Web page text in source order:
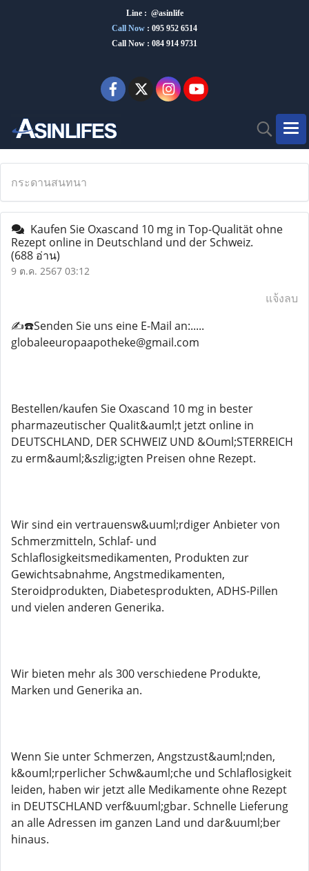
Line : @asinlife
Call Now : 095 952 6514
Call Now : 084 914 9731
กระดานสนทนา
Kaufen Sie Oxascand 10 mg in Top-Qualität ohne
Rezept online in Deutschland und der Schweiz.
(688 อ่าน)
9 ต.ค. 2567 03:12
แจ้งลบ
✍️☎️Senden Sie uns eine E-Mail an:.....
globaleeuropaapotheke@gmail.com
Bestellen/kaufen Sie Oxascand 10 mg in bester
pharmazeutischer Qualit&auml;t jetzt online in
DEUTSCHLAND, DER SCHWEIZ UND &Ouml;STERREICH
zu erm&auml;&szlig;igten Preisen ohne Rezept.
Wir sind ein vertrauensw&uuml;rdiger Anbieter von
Schmerzmitteln, Schlaf- und
Schlaflosigkeitsmedikamenten, Produkten zur
Gewichtsabnahme, Angstmedikamenten,
Steroidprodukten, Diabetesprodukten, ADHS-Pillen
und vielen anderen Generika.
Wir bieten mehr als 300 verschiedene Produkte,
Marken und Generika an.
Wenn Sie unter Schmerzen, Angstzust&auml;nden,
k&ouml;rperlicher Schw&auml;che und Schlaflosigkeit
leiden, haben wir jetzt alle Medikamente ohne Rezept
in DEUTSCHLAND verf&uuml;gbar. Schnelle Lieferung
an alle Adressen im ganzen Land und dar&uuml;ber
hinaus.